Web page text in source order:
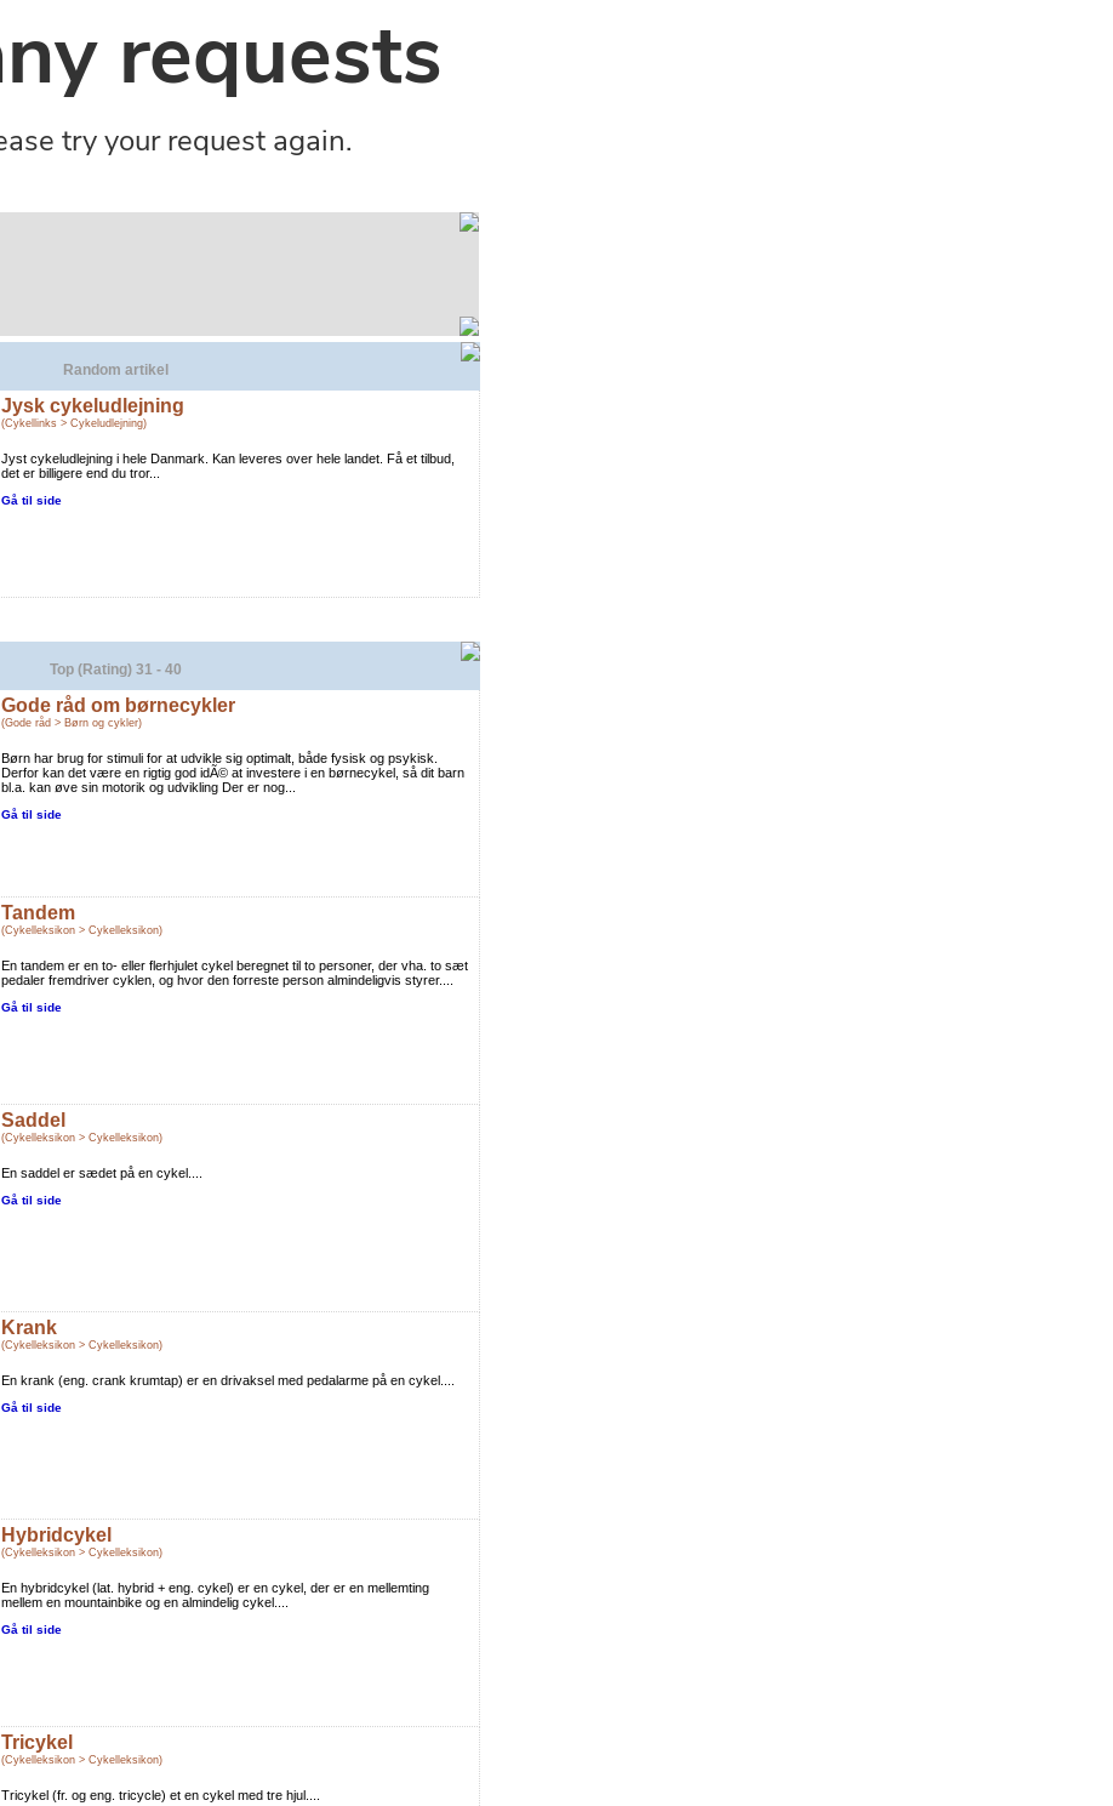
Random artikel
Jysk cykeludlejning
(Cykellinks > Cykeludlejning)
Jyst cykeludlejning i hele Danmark. Kan leveres over hele landet. Få et tilbud,
det er billigere end du tror...
Gå til side
Top (Rating) 31 - 40
Gode råd om børnecykler
(Gode råd > Børn og cykler)
Børn har brug for stimuli for at udvikle sig optimalt, både fysisk og psykisk.
Derfor kan det være en rigtig god idÃ© at investere i en børnecykel, så dit barn
bl.a. kan øve sin motorik og udvikling Der er nog...
Gå til side
Tandem
(Cykelleksikon > Cykelleksikon)
En tandem er en to- eller flerhjulet cykel beregnet til to personer, der vha. to sæt
pedaler fremdriver cyklen, og hvor den forreste person almindeligvis styrer....
Gå til side
Saddel
(Cykelleksikon > Cykelleksikon)
En saddel er sædet på en cykel....
Gå til side
Krank
(Cykelleksikon > Cykelleksikon)
En krank (eng. crank krumtap) er en drivaksel med pedalarme på en cykel....
Gå til side
Hybridcykel
(Cykelleksikon > Cykelleksikon)
En hybridcykel (lat. hybrid + eng. cykel) er en cykel, der er en mellemting
mellem en mountainbike og en almindelig cykel....
Gå til side
Tricykel
(Cykelleksikon > Cykelleksikon)
Tricykel (fr. og eng. tricycle) et en cykel med tre hjul....